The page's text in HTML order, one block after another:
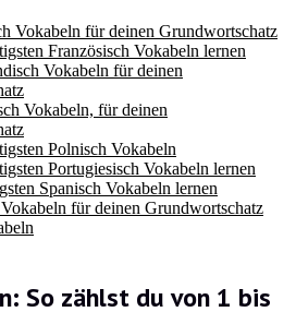
Vokabeln für deinen Grundwortschatz
Französisch Vokabeln lernen
Vokabeln für deinen
Vokabeln, für deinen
Polnisch Vokabeln
Portugiesisch Vokabeln lernen
Spanisch Vokabeln lernen
für deinen Grundwortschatz
So zählst du von 1 bis